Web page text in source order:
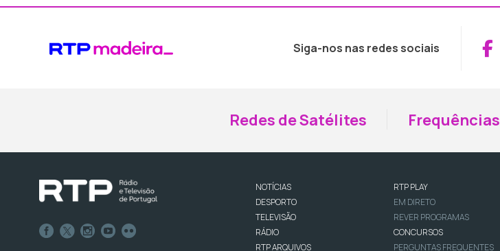
Siga-nos nas redes sociais
Redes de Satélites Frequências
NOTÍCIAS
DESPORTO
TELEVISÃO
RÁDIO
RTP ARQUIVOS
RTP PLAY
EM DIRETO
REVER PROGRAMAS
CONCURSOS
PERGUNTAS FREQUENTES